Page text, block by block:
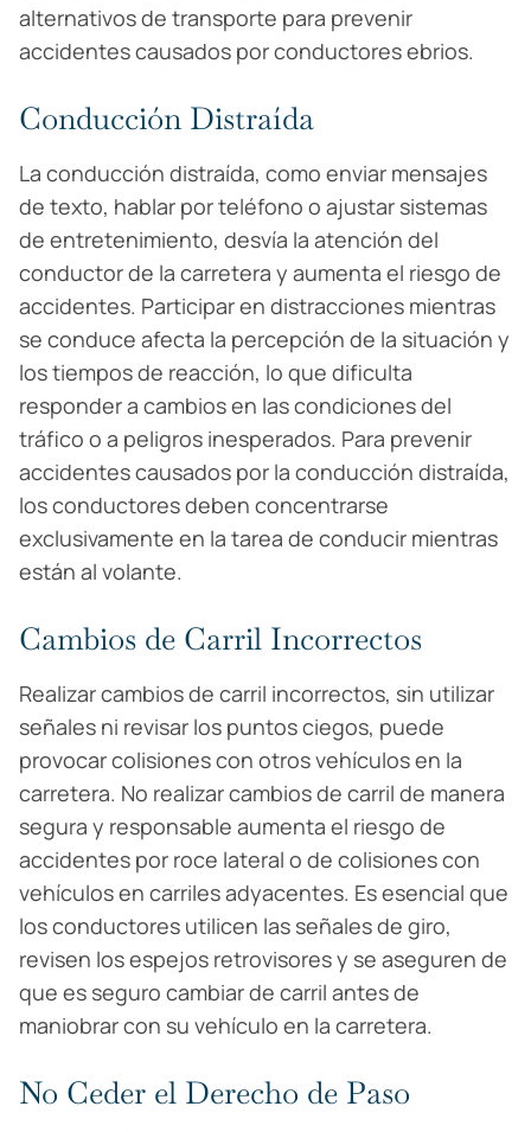
alternativos de transporte para prevenir
accidentes causados por conductores ebrios.
Conducción Distraída
La conducción distraída, como enviar mensajes
de texto, hablar por teléfono o ajustar sistemas
de entretenimiento, desvía la atención del
conductor de la carretera y aumenta el riesgo de
accidentes. Participar en distracciones mientras
se conduce afecta la percepción de la situación y
los tiempos de reacción, lo que dificulta
responder a cambios en las condiciones del
tráfico o a peligros inesperados. Para prevenir
accidentes causados por la conducción distraída,
los conductores deben concentrarse
exclusivamente en la tarea de conducir mientras
están al volante.
Cambios de Carril Incorrectos
Realizar cambios de carril incorrectos, sin utilizar
señales ni revisar los puntos ciegos, puede
provocar colisiones con otros vehículos en la
carretera. No realizar cambios de carril de manera
segura y responsable aumenta el riesgo de
accidentes por roce lateral o de colisiones con
vehículos en carriles adyacentes. Es esencial que
los conductores utilicen las señales de giro,
revisen los espejos retrovisores y se aseguren de
que es seguro cambiar de carril antes de
maniobrar con su vehículo en la carretera.
No Ceder el Derecho de Paso